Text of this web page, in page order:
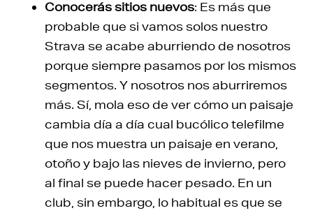
Conocerás sitios nuevos: Es más que
probable que si vamos solos nuestro
Strava se acabe aburriendo de nosotros
porque siempre pasamos por los mismos
segmentos. Y nosotros nos aburriremos
más. Sí, mola eso de ver cómo un paisaje
cambia día a día cual bucólico telefilme
que nos muestra un paisaje en verano,
otoño y bajo las nieves de invierno, pero
al final se puede hacer pesado. En un
club, sin embargo, lo habitual es que se